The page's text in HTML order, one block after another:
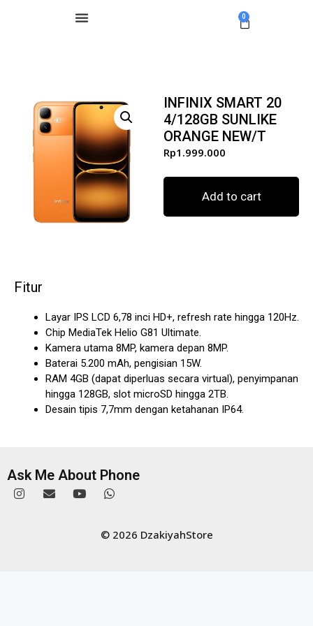
0
INFINIX SMART 20
4/128GB SUNLIKE
ORANGE NEW/T
Rp1.999.000
Add to cart
Fitur
Layar IPS LCD 6,78 inci HD+, refresh rate hingga 120Hz.
Chip MediaTek Helio G81 Ultimate.
Kamera utama 8MP, kamera depan 8MP.
Baterai 5.200 mAh, pengisian 15W.
RAM 4GB (dapat diperluas secara virtual), penyimpanan
hingga 128GB, slot microSD hingga 2TB.
Desain tipis 7,7mm dengan ketahanan IP64.
Ask Me About Phone
© 2026 DzakiyahStore